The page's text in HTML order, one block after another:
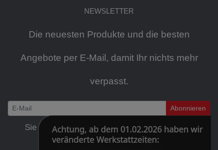
NEWSLETTER
Die neuesten Produkte und die besten
Angebote per E-Mail, damit Ihr nichts mehr
verpasst.
Abonnieren
Sie können den Newsletter jederzeit kostenlos